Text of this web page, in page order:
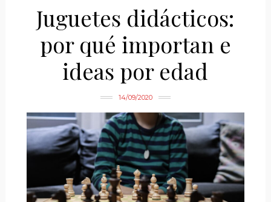
Juguetes didácticos:
por qué importan e
ideas por edad
14/09/2020